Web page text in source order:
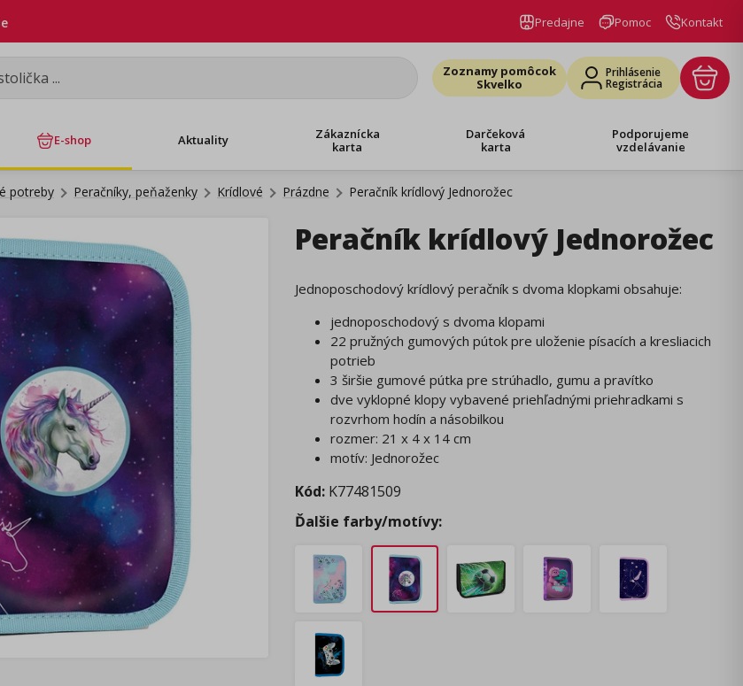
Predajne Pomoc Kontakt
Zoznamy pomôcok
Skvelko
Prihlásenie
Registrácia
E-shop Aktuality
Zákaznícka
karta
Darčeková
karta
Podporujeme
vzdelávanie
potreby Peračníky, peňaženky Krídlové Prázdne Peračník krídlový Jednorožec
Peračník krídlový Jednorožec
Jednoposchodový krídlový peračník s dvoma klopkami obsahuje:
jednoposchodový s dvoma klopami
22 pružných gumových pútok pre uloženie písacích a kresliacich
potrieb
3 širšie gumové pútka pre strúhadlo, gumu a pravítko
dve vyklopné klopy vybavené priehľadnými priehradkami s
rozvrhom hodín a násobilkou
rozmer: 21 x 4 x 14 cm
motív: Jednorožec
Kód: K77481509
Ďalšie farby/motívy: